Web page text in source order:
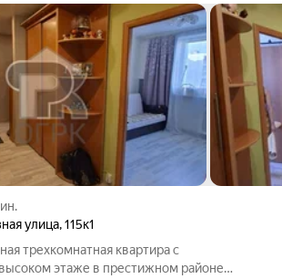
улица,115к1
трехкомнатная квартира с
этаже в престижном районе